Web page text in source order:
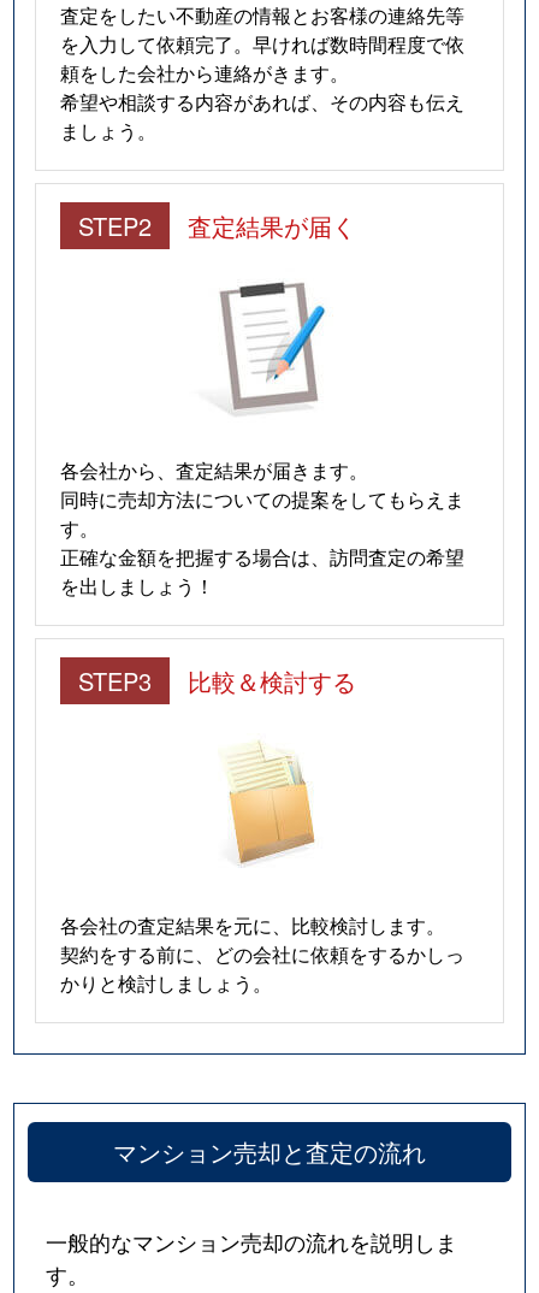
査定をしたい不動産の情報とお客様の連絡先等
を入力して依頼完了。早ければ数時間程度で依
頼をした会社から連絡がきます。
希望や相談する内容があれば、その内容も伝え
ましょう。
STEP2 査定結果が届く
各会社から、査定結果が届きます。
同時に売却方法についての提案をしてもらえま
す。
正確な金額を把握する場合は、訪問査定の希望
を出しましょう！
STEP3 比較＆検討する
各会社の査定結果を元に、比較検討します。
契約をする前に、どの会社に依頼をするかしっ
かりと検討しましょう。
マンション売却と査定の流れ
一般的なマンション売却の流れを説明しま
す。